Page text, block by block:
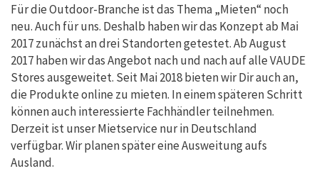
Für die Outdoor-Branche ist das Thema „Mieten“ noch
neu. Auch für uns. Deshalb haben wir das Konzept ab Mai
2017 zunächst an drei Standorten getestet. Ab August
2017 haben wir das Angebot nach und nach auf alle VAUDE
Stores ausgeweitet. Seit Mai 2018 bieten wir Dir auch an,
die Produkte online zu mieten. In einem späteren Schritt
können auch interessierte Fachhändler teilnehmen.
Derzeit ist unser Mietservice nur in Deutschland
verfügbar. Wir planen später eine Ausweitung aufs
Ausland.